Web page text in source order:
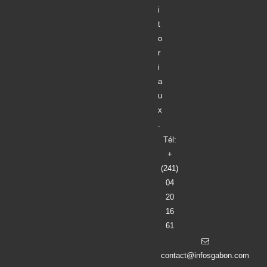
i
t
o
r
i
a
u
x
Tél:
+
(241)
04
20
16
61
contact@infosgabon.com